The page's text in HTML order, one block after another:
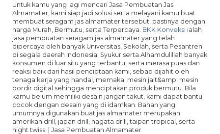
Untuk kamu yang lagi mencari Jasa Pembuatan Jas
Almamater, kami siap jadi solusi serta melayani kamu buat
membuat seragam jas almamater tersebut, pastinya dengan
harga Murah, Bermutu, serta Terpercaya. BKK Konveksi ialah
jasa pembuatan seragam jas almamater yang telah
dipercaya oleh banyak Universitas, Sekolah, serta Pesantren
di segala daerah Indonesia. Syukur serta Alhamdulillah banyak
konsumen di luar situ yang terbantu, serta merasa puas dan
reaksi baik dari hasil penciptaan kami, sebab dijahit oleh
tenaga kerja yang handal, memakai mesin jait&amp; mesin
bordir digital sehingga menciptakan produk bermutu. Bila
kamu belum memiliki desain jangan takut, kami dapat bantu
cocok dengan desain yang di idamkan. Bahan yang
umumnya digunakan buat jas almamater merupakan
amerikan drill, japan drill, nagata drill, taipan tropical, serta
hight twiss. | Jasa Pembuatan Almamater